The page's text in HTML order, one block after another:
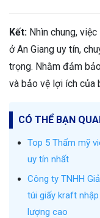
Kết: Nhìn chung,
ở An Giang uy tín,
trọng. Nhằm đảm
và bảo vệ lợi ích của
CÓ THỂ BẠN
Top 5 Thẩm mỹ
uy tín nhất
Công ty TNHH
túi giấy kraft
lượng cao